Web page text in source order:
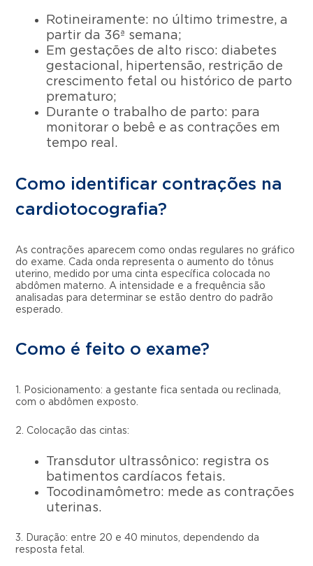
Rotineiramente: no último trimestre, a
partir da 36ª semana;
Em gestações de alto risco: diabetes
gestacional, hipertensão, restrição de
crescimento fetal ou histórico de parto
prematuro;
Durante o trabalho de parto: para
monitorar o bebê e as contrações em
tempo real.
Como identificar contrações na
cardiotocografia?
As contrações aparecem como ondas regulares no gráfico
do exame. Cada onda representa o aumento do tônus
uterino, medido por uma cinta específica colocada no
abdômen materno. A intensidade e a frequência são
analisadas para determinar se estão dentro do padrão
esperado.
Como é feito o exame?
1. Posicionamento: a gestante fica sentada ou reclinada,
com o abdômen exposto.
2. Colocação das cintas:
Transdutor ultrassônico: registra os
batimentos cardíacos fetais.
Tocodinamômetro: mede as contrações
uterinas.
3. Duração: entre 20 e 40 minutos, dependendo da
resposta fetal.